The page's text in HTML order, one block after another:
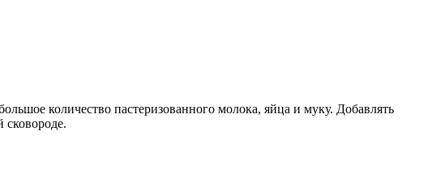
количество пастеризованного молока, яйца и муку. Добавлять
сковороде.